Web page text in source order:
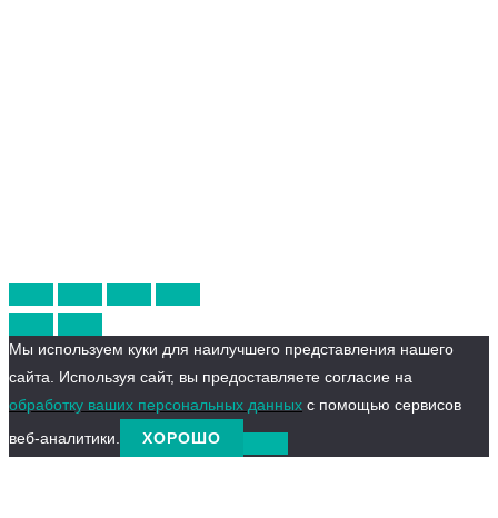
Мы используем куки для наилучшего представления нашего
сайта. Используя сайт, вы предоставляете согласие на
обработку ваших персональных данных с помощью сервисов
веб-аналитики.
ХОРОШО